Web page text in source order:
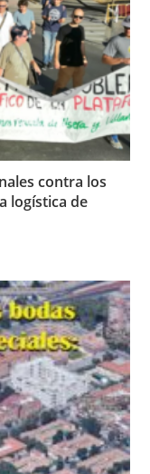
contra los
logística de